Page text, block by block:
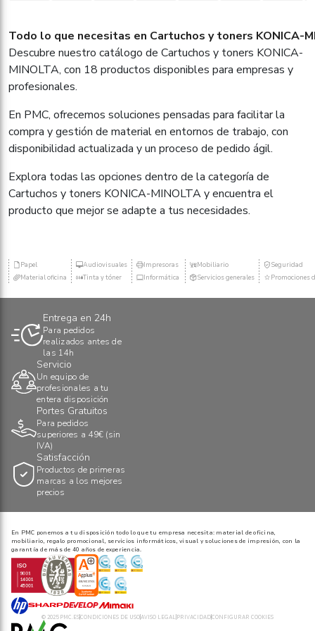
Todo lo que necesitas en Cartuchos y toners KONICA-
Descubre nuestro catálogo de Cartuchos y toners KONICA-
MINOLTA, con 18 productos disponibles para empresas y
profesionales.
En PMC, ofrecemos soluciones pensadas para facilitar la
compra y gestión de material en entornos de trabajo, con
disponibilidad actualizada y un proceso de pedido ágil.
Explora todas las opciones dentro de la categoría de
Cartuchos y toners KONICA-MINOLTA y encuentra el
producto que mejor se adapte a tus necesidades.
Papel
Material oficina
Audiovisuales
Tinta y tóner
Impresoras
Informática
Mobiliario
Servicios generales
Seguridad
Promociones
Entrega en 24h
Para pedidos
realizados antes de
las 14h
Servicio
Un equipo de
profesionales a tu
entera disposición
Portes Gratuitos
Para pedidos
superiores a 49€ (sin
IVA)
Satisfacción
Productos de primeras
marcas a los mejores
precios
En PMC ponemos a tu disposición todo lo que tu empresa necesita: material de oficina,
mobiliario, regalo promocional, servicios informáticos, visual y soluciones de impresión, con la
garantía de más de 40 años de experiencia.
© 2025 PMC.ESCONDICIONES DE USO AVISO LEGAL PRIVACIDADCONFIGURAR COOKIES